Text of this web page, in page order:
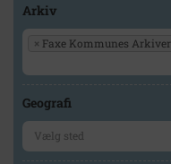
Arkiv
× Faxe Kommunes Arkiver
Geografi